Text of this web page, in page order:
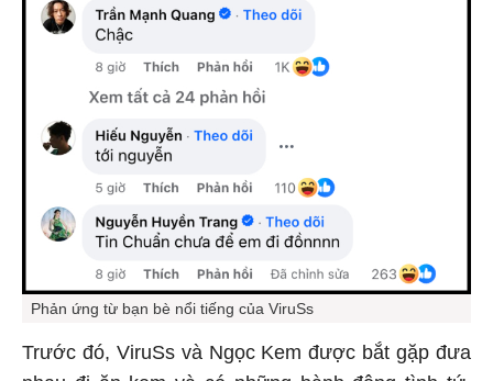
Phản ứng từ bạn bè nổi tiếng của ViruSs
Trước đó, ViruSs và Ngọc Kem được bắt gặp đưa